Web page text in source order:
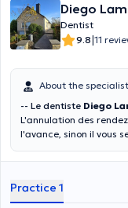
Diego
Dentist
9.8|11
About the specialist
-- Le dentiste Diego
L'annulation des
l'avance, sinon il vous
Practice 1